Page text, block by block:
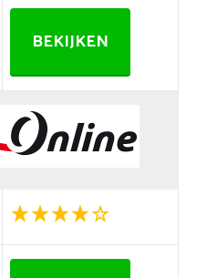
BEKIJKEN